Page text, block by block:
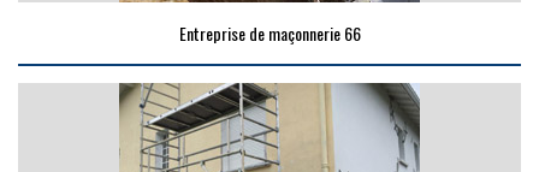
Entreprise de maçonnerie 66